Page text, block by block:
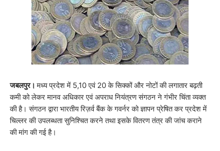
जबलपुर।मध्य प्रदेश में 5,10 एवं 20 के सिक्कों और नोटों की लगातार बढ़ती
कमी को लेकर मानव अधिकार एवं अपराध नियंत्रण संगठन ने गंभीर चिंता व्यक्त
की है। संगठन द्वारा भारतीय रिज़र्व बैंक के गवर्नर को ज्ञापन प्रेषित कर प्रदेश में
चिल्लर की उपलब्धता सुनिश्चित करने तथा इसके वितरण तंत्र की जांच कराने
की मांग की गई है।